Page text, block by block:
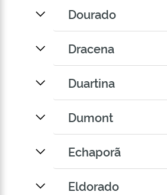
Dourado
Dracena
Duartina
Dumont
Echaporã
Eldorado